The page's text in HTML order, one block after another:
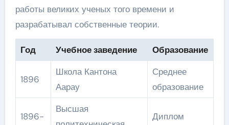
работы великих ученых того времени и
разрабатывал собственные теории.
Год Учебное заведение Образование
1896
Школа Кантона
Аарау
Среднее
образование
1896-
Высшая
Диплом